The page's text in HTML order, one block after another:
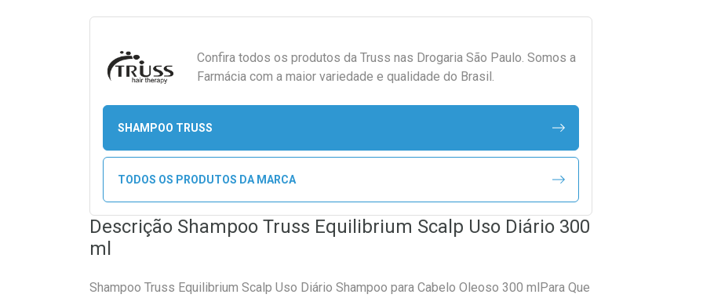
Confira todos os produtos da Truss nas Drogaria São Paulo. Somos a
Farmácia com a maior variedade e qualidade do Brasil.
SHAMPOO TRUSS
TODOS OS PRODUTOS DA MARCA
Descrição Shampoo Truss Equilibrium Scalp Uso Diário 300
ml
Shampoo Truss Equilibrium Scalp Uso Diário Shampoo para Cabelo Oleoso 300 mlPara Que